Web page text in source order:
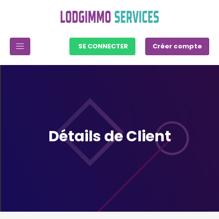
SE CONNECTER Créer compte
Détails de Client